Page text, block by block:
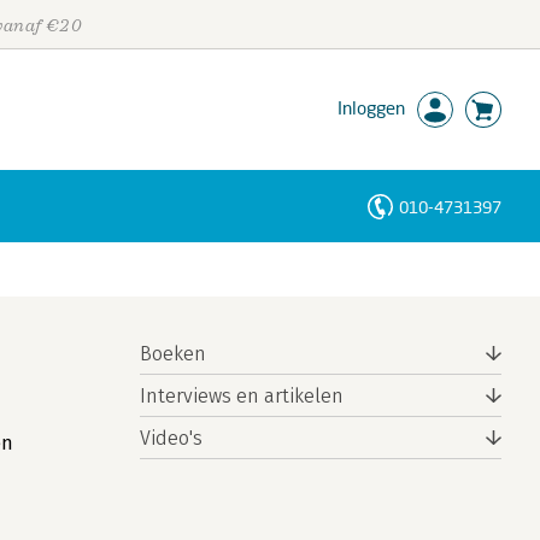
€20
Inloggen
010-4731397
Boeken
Interviews en artikelen
Video's
Personen